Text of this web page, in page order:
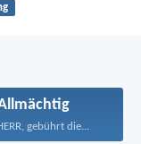
gebührt die...